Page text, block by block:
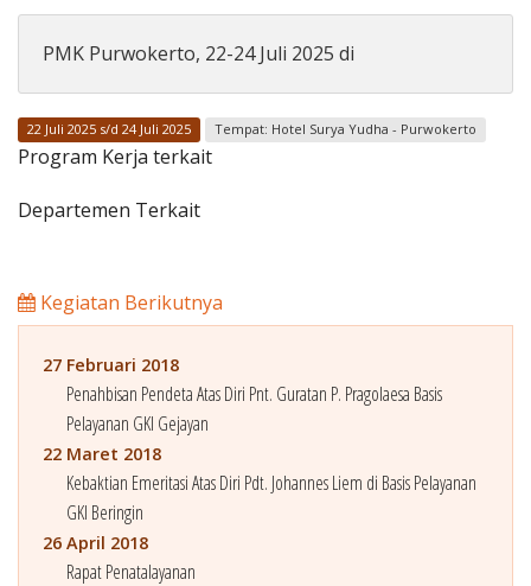
Materi
PMK Purwokerto, 22-24 Juli 2025 di
22 Juli 2025 s/d 24 Juli 2025 Tempat: Hotel Surya Yudha - Purwokerto
Program Kerja terkait
Departemen Terkait
Kegiatan Berikutnya
27 Februari 2018
Penahbisan Pendeta Atas Diri Pnt. Guratan P. Pragolaesa Basis
Pelayanan GKI Gejayan
22 Maret 2018
Kebaktian Emeritasi Atas Diri Pdt. Johannes Liem di Basis Pelayanan
GKI Beringin
26 April 2018
Rapat Penatalayanan